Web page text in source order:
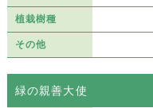
植栽樹種
その他
緑の親善大使